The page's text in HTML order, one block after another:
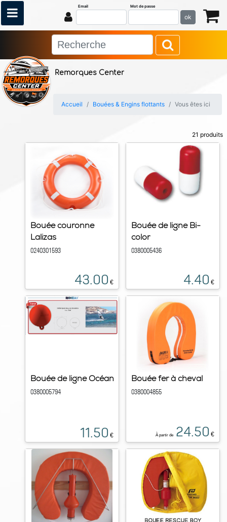
Remorques Center
Email Mot de passe
ok
Accueil Bouées & Engins flottants Vous êtes ici
21 produits
Bouée couronne
Lalizas
0240301593
43.00 €
Bouée de ligne Bi-
color
0380005436
4.40 €
Bouée de ligne Océan
0380005794
11.50 €
Bouée fer à cheval
0380004855
À partir de 24.50 €